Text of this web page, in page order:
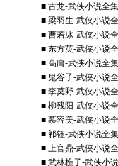
■ 古龙-武侠小说全集
■ 梁羽生-武侠小说
■ 曹若冰-武侠小说
■ 东方英-武侠小说
■ 高庸-武侠小说全集
■ 鬼谷子-武侠小说
■ 李莫野-武侠小说
■ 柳残阳-武侠小说
■ 慕容美-武侠小说
■ 祁钰-武侠小说全集
■ 上官鼎-武侠小说
■ 武林樵子-武侠小